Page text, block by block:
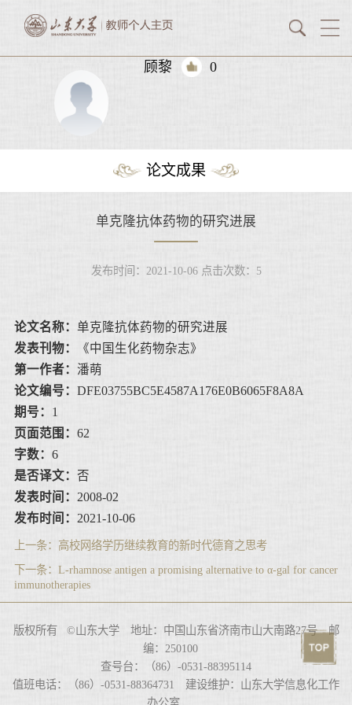
顾黎 0
论文成果
单克隆抗体药物的研究进展
发布时间：2021-10-06 点击次数： 5
论文名称： 单克隆抗体药物的研究进展
发表刊物：
《中国生化药物杂志》
第一作者： 潘萌
论文编号： DFE03755BC5E4587A176E0B6065F8A8A
期号： 1
页面范围： 62
字数： 6
是否译文： 否
发表时间： 2008-02
发布时间： 2021-10-06
上一条： 高校网络学历继续教育的新时代德育之思考
下一条： L-rhamnose antigen a promising alternative to α-gal for cancer
immunotherapies
版权所有 ©山东大学 地址：中国山东省济南市山大南路27号 邮
编：250100
查号台：（86）-0531-88395114
值班电话：（86）-0531-88364731 建设维护：山东大学信息化工作